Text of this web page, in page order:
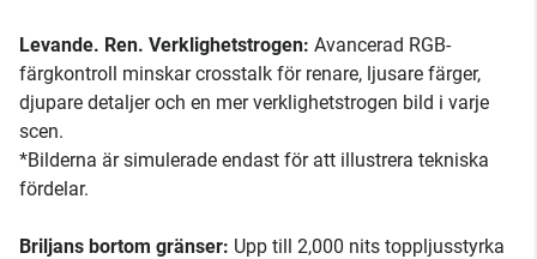
Levande. Ren. Verklighetstrogen: Avancerad RGB-
färgkontroll minskar crosstalk för renare, ljusare färger,
djupare detaljer och en mer verklighetstrogen bild i varje
scen.
*Bilderna är simulerade endast för att illustrera tekniska
fördelar.
Briljans bortom gränser: Upp till 2,000 nits toppljusstyrka